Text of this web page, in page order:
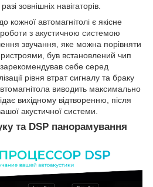
зовнішніх навігаторів.
кожної автомагнітолі є якісне
роботи з акустичною системою
звучання, яке можна порівняти
був встановлений чип
себе серед
рівня втрат сигналу та браку
виводить максимально
вихідному відтворенню, після
акустичної системи.
та DSP панорамування